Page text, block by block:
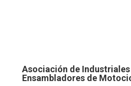
Asociación de
Ensambladores de